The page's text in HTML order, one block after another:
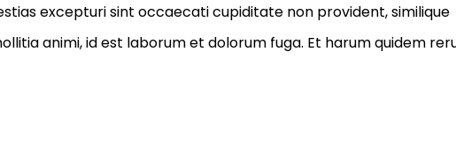
excepturi sint occaecati cupiditate non provident, similique
animi, id est laborum et dolorum fuga. Et harum quidem